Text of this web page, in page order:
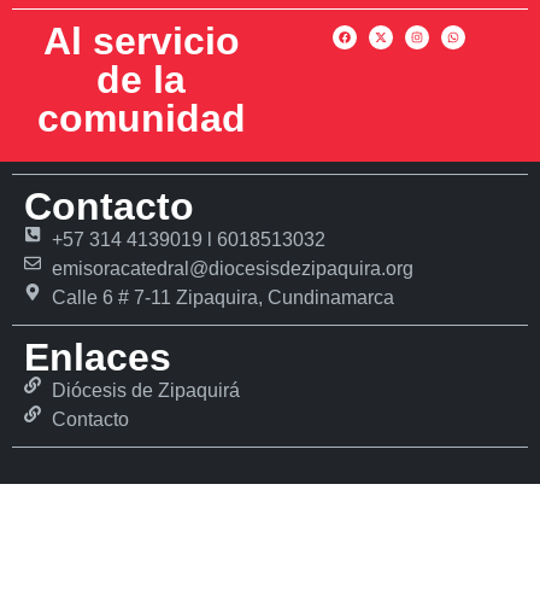
Al servicio
de la
comunidad
Contacto
+57 314 4139019 l 6018513032
emisoracatedral@diocesisdezipaquira.org
Calle 6 # 7-11 Zipaquira, Cundinamarca
Enlaces
Diócesis de Zipaquirá
Contacto